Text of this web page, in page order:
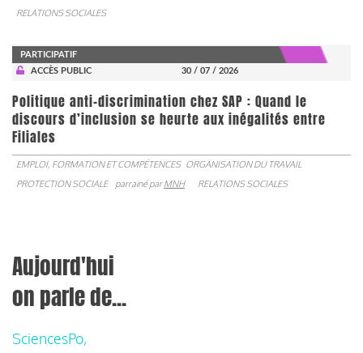
RELATIONS SOCIALES
PARTICIPATIF
ACCÈS PUBLIC
30 / 07 / 2026
Politique anti-discrimination chez SAP : Quand le
discours d’inclusion se heurte aux inégalités entre
Filiales
EMPLOI, FORMATION ET COMPÉTENCES ORGANISATION DU TRAVAIL
PROTECTION SOCIALE
parrainé parMNH RELATIONS SOCIALES
Aujourd'hui
on parle de...
SciencesPo,